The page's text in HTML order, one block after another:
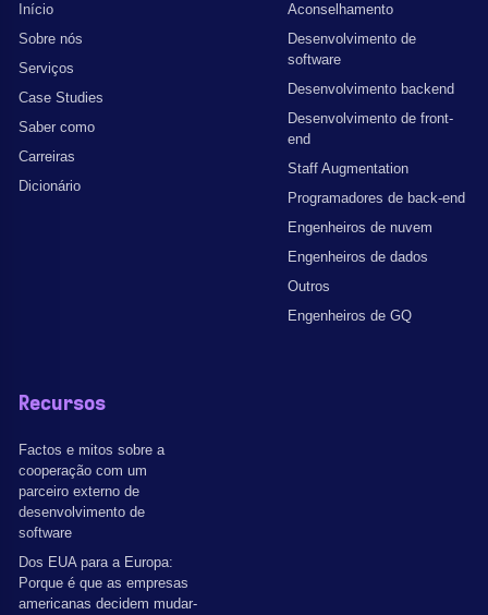
Início
Sobre nós
Serviços
Case Studies
Saber como
Carreiras
Dicionário
Aconselhamento
Desenvolvimento de
software
Desenvolvimento backend
Desenvolvimento de front-
end
Staff Augmentation
Programadores de back-end
Engenheiros de nuvem
Engenheiros de dados
Outros
Engenheiros de GQ
Recursos
Factos e mitos sobre a
cooperação com um
parceiro externo de
desenvolvimento de
software
Dos EUA para a Europa:
Porque é que as empresas
americanas decidem mudar-